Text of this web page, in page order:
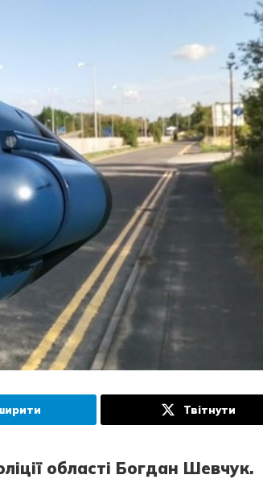
Твітнути
області Богдан Шевчук.